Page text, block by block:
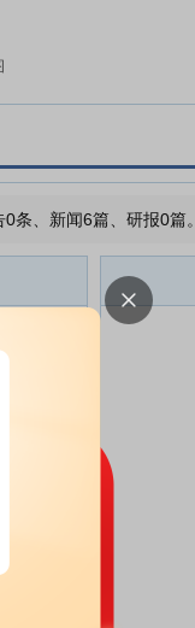
条、新闻6篇、研报0篇。
限
进
限
进
限
意见